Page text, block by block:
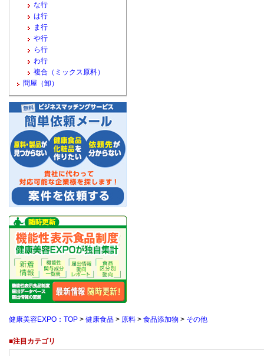
な行
は行
ま行
や行
ら行
わ行
複合（ミックス原料）
問屋（卸）
健康美容EXPO：TOP > 健康食品 > 原料 > 食品添加物 > その他
■注目カテゴリ